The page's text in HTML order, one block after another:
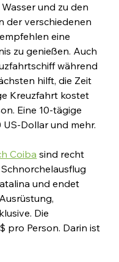
und zu den
der verschiedenen
eine
zu genießen. Auch
während
hilft, die Zeit
Kreuzfahrt kostet
Eine 10-tägige
US-Dollar und mehr.
Coiba sind recht
und endet
Die
pro Person. Darin ist